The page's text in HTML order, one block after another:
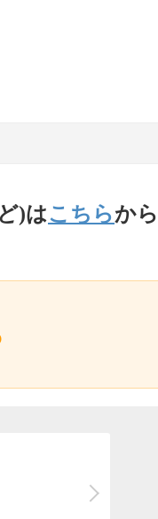
)はこちらから